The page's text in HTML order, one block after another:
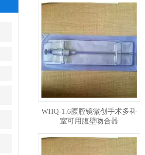
WHQ-1.6腹腔镜微创手术多科
室可用腹壁吻合器